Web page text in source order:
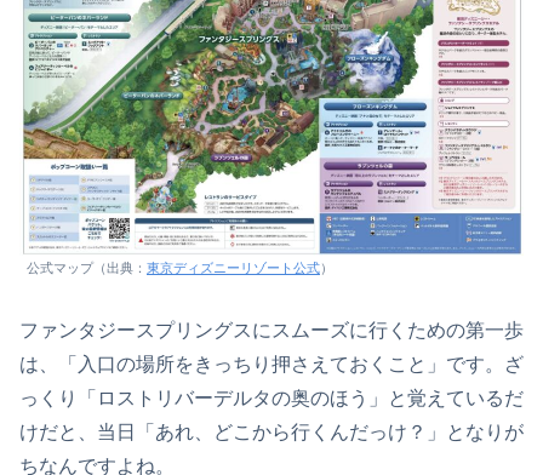
公式マップ（出典： 東京ディズニーリゾート公式）
ファンタジースプリングスにスムーズに行くための第一歩
は、「入口の場所をきっちり押さえておくこと」です。ざ
っくり「ロストリバーデルタの奥のほう」と覚えているだ
けだと、当日「あれ、どこから行くんだっけ？」となりが
ちなんですよね。